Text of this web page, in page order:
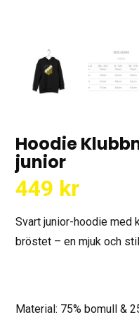
Hoodie
junior
449 kr
Svart junior-hoodie med
bröstet – en mjuk och
Material: 75% bomull &